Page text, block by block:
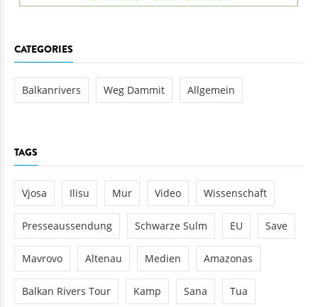
CATEGORIES
Balkanrivers Weg Dammit Allgemein
TAGS
Vjosa Ilisu Mur Video Wissenschaft
Presseaussendung Schwarze Sulm EU Save
Mavrovo Altenau Medien Amazonas
Balkan Rivers Tour Kamp Sana Tua